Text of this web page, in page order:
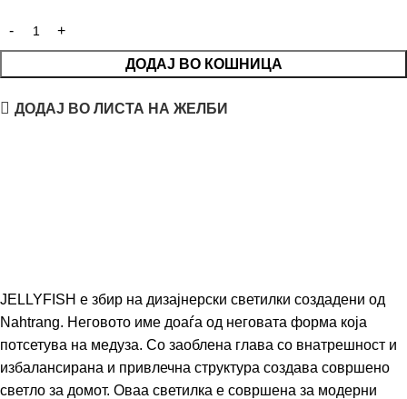
ДОДАЈ ВО КОШНИЦА
ДОДАЈ ВО ЛИСТА НА ЖЕЛБИ
JELLYFISH е збир на дизајнерски светилки создадени од
Nahtrang. Неговото име доаѓа од неговата форма која
потсетува на медуза. Со заоблена глава со внатрешност и
избалансирана и привлечна структура создава совршено
светло за домот. Оваа светилка е совршена за модерни